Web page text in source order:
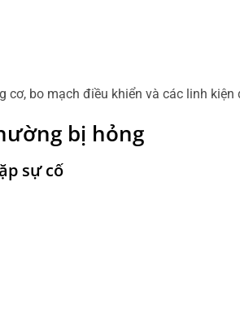
bo mạch điều khiển và các linh kiện
bị hỏng
sự cố